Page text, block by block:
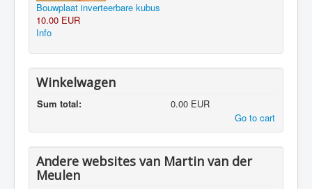
Bouwplaat inverteerbare kubus
10.00 EUR
Info
Winkelwagen
Sum total:
0.00 EUR
Go to cart
Andere websites van Martin van der
Meulen